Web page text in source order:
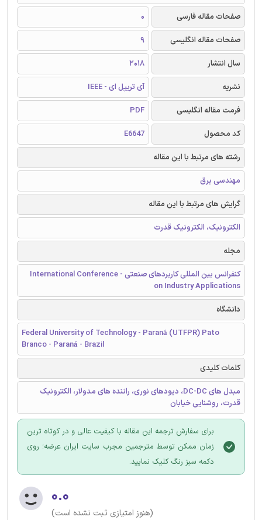
صفحات مقاله فارسی
0
صفحات مقاله انگلیسی
9
سال انتشار
2018
نشریه
آی تریپل ای - IEEE
فرمت مقاله انگلیسی
PDF
کد محصول
E6647
رشته های مرتبط با این مقاله
مهندسی برق
گرایش های مرتبط با این مقاله
الکترونیک، الکترونیک قدرت
مجله
کنفرانس بین المللی کاربردهای صنعتی - International Conference
on Industry Applications
دانشگاه
Federal University of Technology - Paraná (UTFPR) Pato
Branco - Paraná - Brazil
کلمات کلیدی
مبدل های DC-DC، دیودهای نوری، راننده های مدولار، الکترونیک
قدرت، روشنایی خیابان
برای سفارش ترجمه این مقاله با کیفیت عالی و در کوتاه ترین
زمان ممکن توسط مترجمین مجرب سایت ایران عرضه؛ روی
دکمه سبز رنگ کلیک نمایید.
۰.۰
(هنوز امتیازی ثبت نشده است)